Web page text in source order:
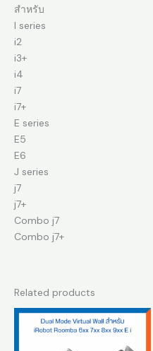
สำหรับ
I series
i2
i3+
i4
i7
i7+
E series
E5
E6
J series
j7
j7+
Combo j7
Combo j7+
Related products